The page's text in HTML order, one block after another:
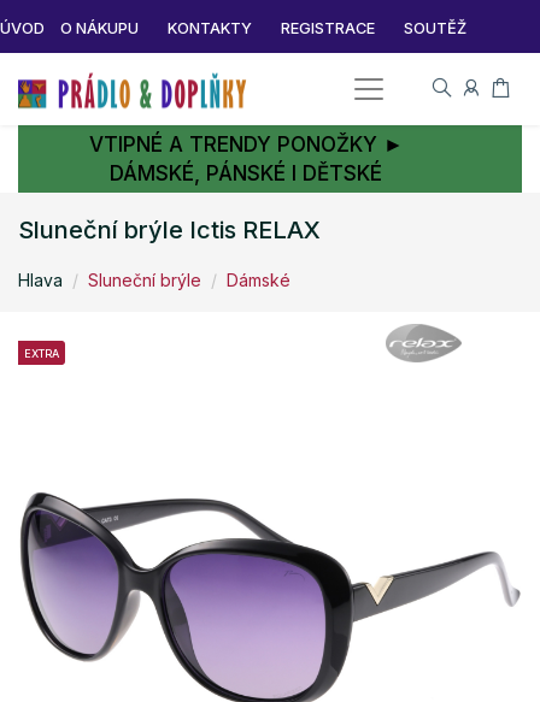
ÚVOD O NÁKUPU KONTAKTY REGISTRACE SOUTĚŽ
VTIPNÉ A TRENDY PONOŽKY ►
DÁMSKÉ, PÁNSKÉ I DĚTSKÉ
Sluneční brýle Ictis RELAX
Hlava Sluneční brýle Dámské
EXTRA